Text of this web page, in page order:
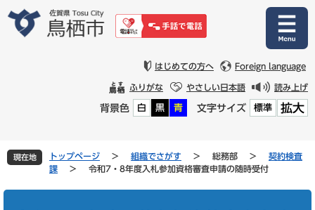
文
はじめての方へ Foreign language
ふりがな やさしい日本語 読み上げ
背景色 白 黒 青 文字サイズ 標準 拡大
現在地 トップページ > 組織でさがす > 総務部 >
契約検査
課
> 令和7・8年度入札参加資格審査申請の随時受付